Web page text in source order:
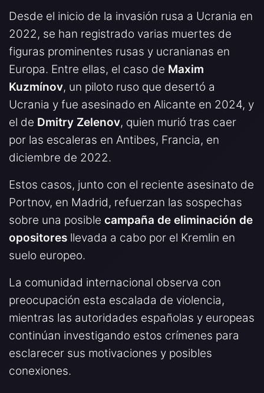
Desde el inicio de la invasión rusa a Ucrania en
2022, se han registrado varias muertes de
figuras prominentes rusas y ucranianas en
Europa. Entre ellas, el caso de Maxim
Kuzmínov, un piloto ruso que desertó a
Ucrania y fue asesinado en Alicante en 2024, y
el de Dmitry Zelenov, quien murió tras caer
por las escaleras en Antibes, Francia, en
diciembre de 2022.
Estos casos, junto con el reciente asesinato de
Portnov, en Madrid, refuerzan las sospechas
sobre una posible campaña de eliminación de
opositores llevada a cabo por el Kremlin en
suelo europeo.
La comunidad internacional observa con
preocupación esta escalada de violencia,
mientras las autoridades españolas y europeas
continúan investigando estos crímenes para
esclarecer sus motivaciones y posibles
conexiones.